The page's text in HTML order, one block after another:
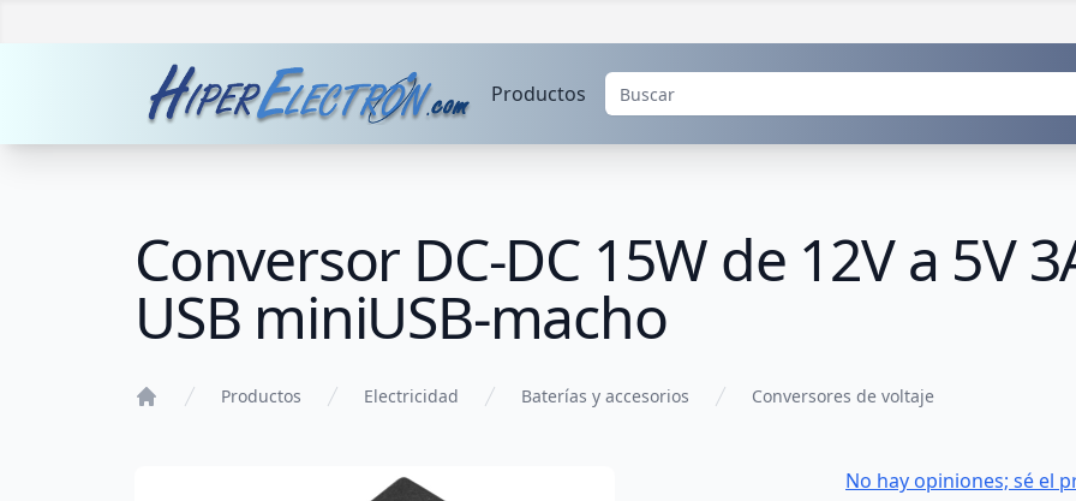
Productos
Conversor DC-DC 15W de 12V a 5V
USB miniUSB-macho
Productos Electricidad Baterías y accesorios Conversores de voltaje
No hay opiniones; sé el